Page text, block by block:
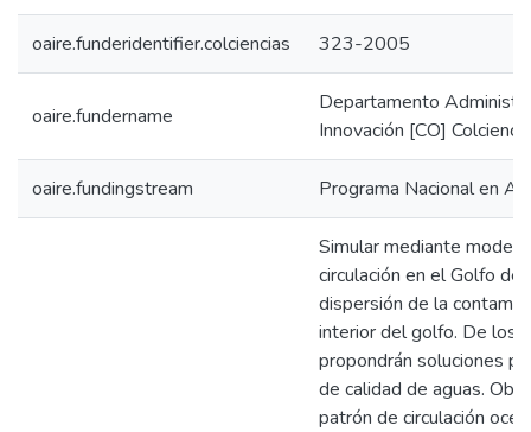
oaire.funderidentifier.colciencias 323-2005
oaire.fundername
Departamento
Innovación [CO]
oaire.fundingstream Programa Nacional en
Simular mediante
circulación en el Golfo de
dispersión de la
interior del golfo. De los
propondrán soluciones
de calidad de aguas.
patrón de circulación